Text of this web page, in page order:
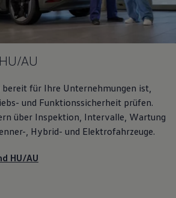
HU/AU
bereit für Ihre Unternehmungen ist,
und Funktionssicherheit prüfen.
über Inspektion, Intervalle, Wartung
, Hybrid- und Elektrofahrzeuge.
HU/AU